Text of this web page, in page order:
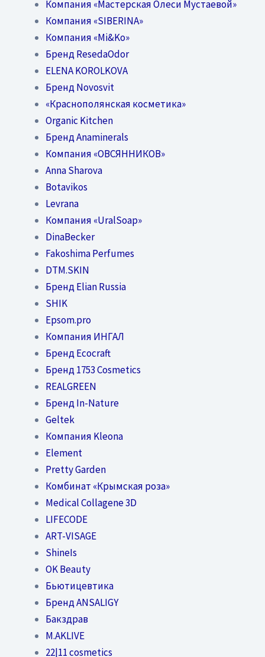
Компания «Мастерская Олеси Мустаевой»
Компания «SIBERINA»
Компания «Mi&Ko»
Бренд ResedaOdor
ELENA KOROLKOVA
Бренд Novosvit
«Краснополянская косметика»
Organic Kitchen
Бренд Anaminerals
Компания «ОВСЯННИКОВ»
Anna Sharova
Botavikos
Levrana
Компания «UralSoap»
DinaBecker
Fakoshima Perfumes
DTM.SKIN
Бренд Elian Russia
SHIK
Epsom.pro
Компания ИНГАЛ
Бренд Ecocraft
Бренд 1753 Cosmetics
REALGREEN
Бренд In-Nature
Geltek
Компания Kleona
Element
Pretty Garden
Комбинат «Крымская роза»
Medical Collagene 3D
LIFECODE
ART-VISAGE
ShineIs
OK Beauty
Бьютицевтика
Бренд ANSALIGY
Бакздрав
M.AKLIVE
22|11 cosmetics